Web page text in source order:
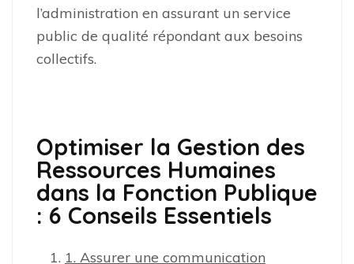
l’administration en assurant un service
public de qualité répondant aux besoins
collectifs.
Optimiser la Gestion des
Ressources Humaines
dans la Fonction Publique
: 6 Conseils Essentiels
1. Assurer une communication